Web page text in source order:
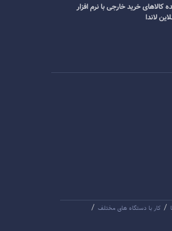
کالاهای خرید خارجی با نرم افزار
لاندا
/ کار با دستگاه های مختلف /